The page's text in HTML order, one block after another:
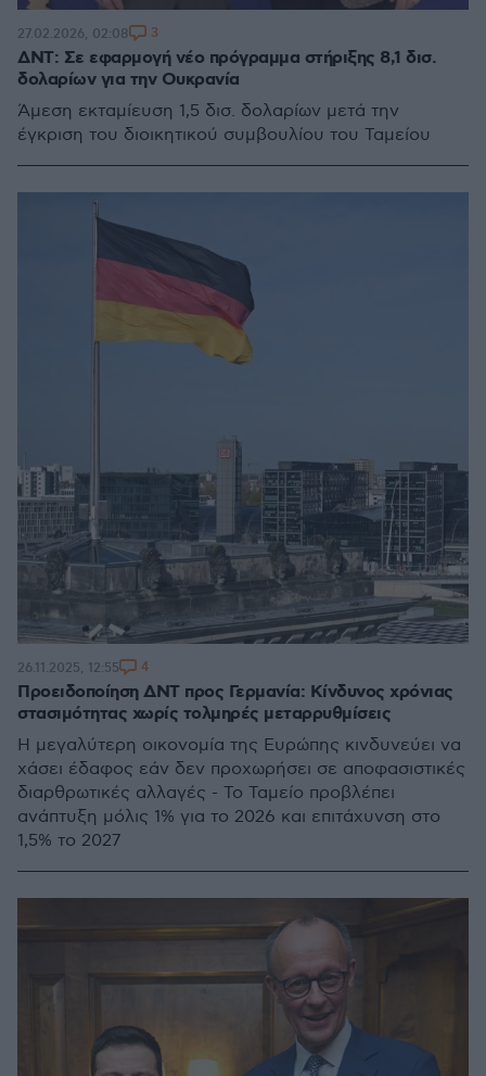
ΔΝΤ: Σε εφαρμογή νέο πρόγραμμα στήριξης 8,1 δισ.
δολαρίων για την Ουκρανία
Άμεση εκταμίευση 1,5 δισ. δολαρίων μετά την
έγκριση του διοικητικού συμβουλίου του Ταμείου
27.02.2026, 02:08 3
Προειδοποίηση ΔΝΤ προς Γερμανία: Κίνδυνος χρόνιας
στασιμότητας χωρίς τολμηρές μεταρρυθμίσεις
Η μεγαλύτερη οικονομία της Ευρώπης κινδυνεύει να
χάσει έδαφος εάν δεν προχωρήσει σε αποφασιστικές
διαρθρωτικές αλλαγές - Το Ταμείο προβλέπει
ανάπτυξη μόλις 1% για το 2026 και επιτάχυνση στο
1,5% το 2027
26.11.2025, 12:55 4